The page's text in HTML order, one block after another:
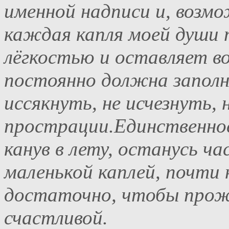
именной надписи и,
каждая капля моей души
лёгкостью и оставляет
постоянно должна
иссякнуть, не исчезнуть,
канув в лету, останусь
маленькой каплей, почти
достаточно, чтобы
счастливой.